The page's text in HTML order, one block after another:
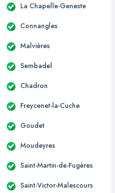
La Chapelle-Geneste
Connangles
Malvières
Sembadel
Chadron
Freycenet-la-Cuche
Goudet
Moudeyres
Saint-Martin-de-Fugères
Saint-Victor-Malescours